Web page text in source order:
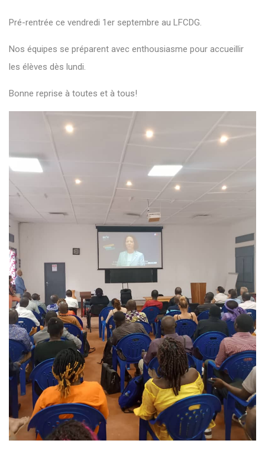
Pré-rentrée ce vendredi 1er septembre au LFCDG.
Nos équipes se préparent avec enthousiasme pour accueillir
les élèves dès lundi.
Bonne reprise à toutes et à tous!